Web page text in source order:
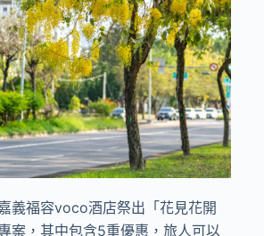
義福容voco酒店祭出「花見花開
案，其中包含5重優惠，旅人可以